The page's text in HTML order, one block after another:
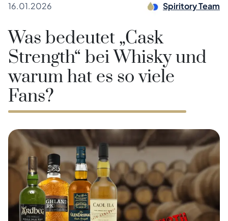
16.01.2026 Spiritory Team
Was bedeutet „Cask
Strength“ bei Whisky und
warum hat es so viele
Fans?